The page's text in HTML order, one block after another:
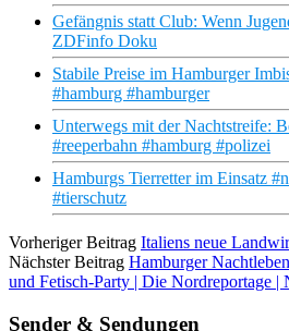
Gefängnis statt Club: Wenn
ZDFinfo Doku
Stabile Preise im Hamburger
#hamburg #hamburger
Unterwegs mit der Nachtstreife:
#reeperbahn #hamburg #polizei
Hamburgs Tierretter im Einsatz
#tierschutz
Vorheriger Beitrag Italiens neue
Nächster Beitrag Hamburger
und Fetisch-Party | Die Nordreportage |
Sender & Sendungen